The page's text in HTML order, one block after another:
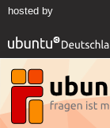
hosted by